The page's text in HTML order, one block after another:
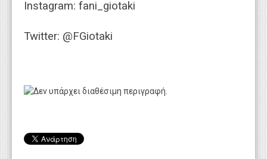
Instagram: fani_giotaki
Twitter: @FGiotaki